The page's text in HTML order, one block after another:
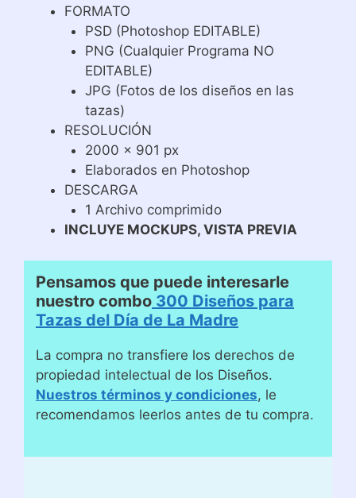
FORMATO
PSD (Photoshop EDITABLE)
PNG (Cualquier Programa NO
EDITABLE)
JPG (Fotos de los diseños en las
tazas)
RESOLUCIÓN
2000 x 901 px
Elaborados en Photoshop
DESCARGA
1 Archivo comprimido
INCLUYE MOCKUPS, VISTA PREVIA
Pensamos que puede interesarle
nuestro combo 300 Diseños para
Tazas del Día de La Madre
La compra no transfiere los derechos de
propiedad intelectual de los Diseños.
Nuestros términos y condiciones, le
recomendamos leerlos antes de tu compra.